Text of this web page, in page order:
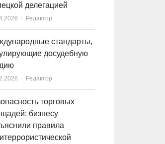
делегацией
Author
Редактор
стандарты,
досудебную
Author
Редактор
торговых
бизнесу
правила